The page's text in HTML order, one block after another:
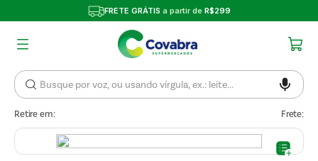
FRETE GRÁTIS a partir de R$299
Retire em: Frete: